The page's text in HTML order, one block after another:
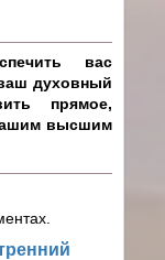
вас
духовный
прямое,
высшим